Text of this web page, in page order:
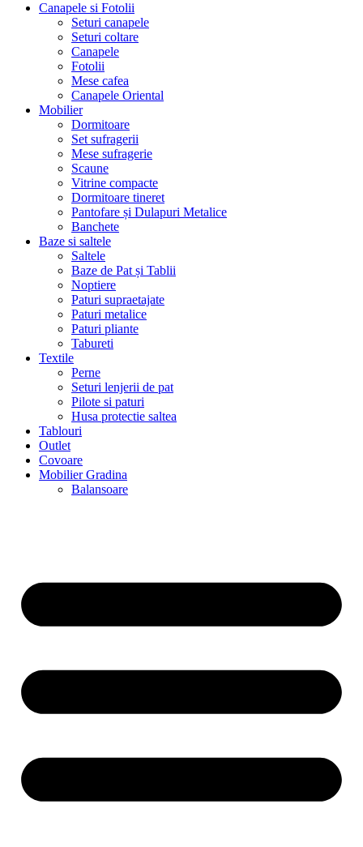
Canapele si Fotolii
Seturi canapele
Seturi coltare
Canapele
Fotolii
Mese cafea
Canapele Oriental
Mobilier
Dormitoare
Set sufragerii
Mese sufragerie
Scaune
Vitrine compacte
Dormitoare tineret
Pantofare și Dulapuri Metalice
Banchete
Baze si saltele
Saltele
Baze de Pat și Tablii
Noptiere
Paturi supraetajate
Paturi metalice
Paturi pliante
Tabureti
Textile
Perne
Seturi lenjerii de pat
Pilote si paturi
Husa protectie saltea
Tablouri
Outlet
Covoare
Mobilier Gradina
Balansoare